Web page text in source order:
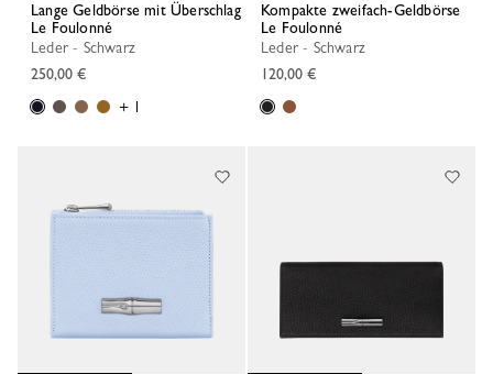
Lange Geldbörse mit Überschlag
Le Foulonné
Leder - Schwarz
250,00 €
+ 1
Kompakte zweifach-Geldbörse
Le Foulonné
Leder - Schwarz
120,00 €